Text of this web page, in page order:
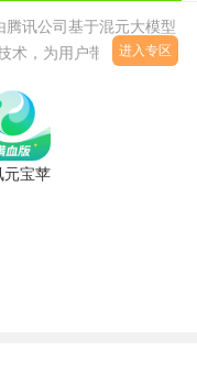
讯公司基于混元大模型
，为用户带来智能高效
能满足多种场景需求。西
进入专区
元宝苹